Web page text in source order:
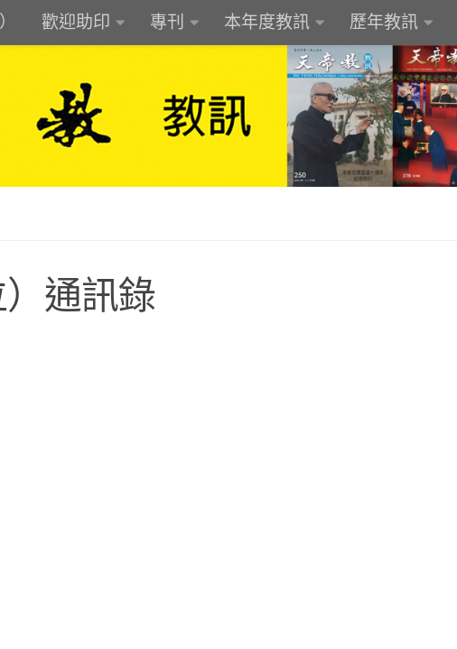
歡迎助印 專刊 本年度教訊 歷年教訊
通訊錄